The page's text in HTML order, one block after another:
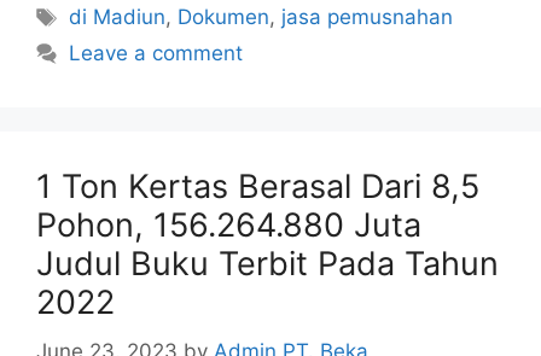
di Madiun, Dokumen, jasa pemusnahan
Leave a comment
1 Ton Kertas Berasal Dari 8,5
Pohon, 156.264.880 Juta
Judul Buku Terbit Pada Tahun
2022
June 23, 2023 by Admin PT. Beka